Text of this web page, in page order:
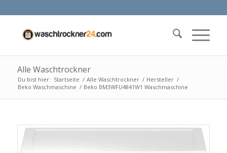
Alle Waschtrockner
Du bist hier: Startseite / Alle Waschtrockner / Hersteller /
Beko Waschmaschine / Beko BM3WFU4841W1 Waschmaschine